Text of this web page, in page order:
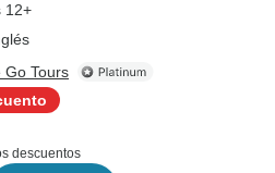
12+
Go Tours
descuentos